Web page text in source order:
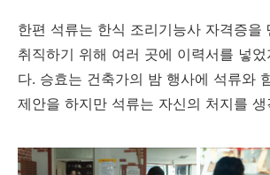
한편 석류는 한식 조리기능사 자격증을
취직하기 위해 여러 곳에 이력서를 넣
다. 승효는 건축가의 밤 행사에 석류와
제안을 하지만 석류는 자신의 처지를